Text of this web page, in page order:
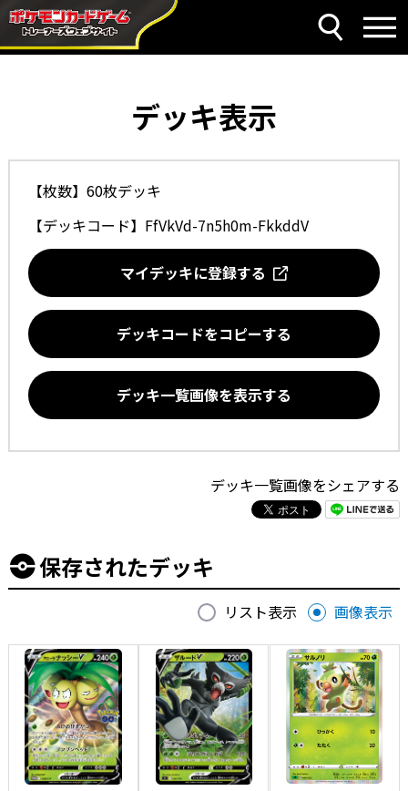
デッキ表示
【枚数】60枚デッキ
【デッキコード】 FfVkVd-7n5h0m-FkkddV
マイデッキに登録する
デッキコードをコピーする
デッキ一覧画像を表示する
デッキ一覧画像をシェアする
保存されたデッキ
リスト表示 画像表示